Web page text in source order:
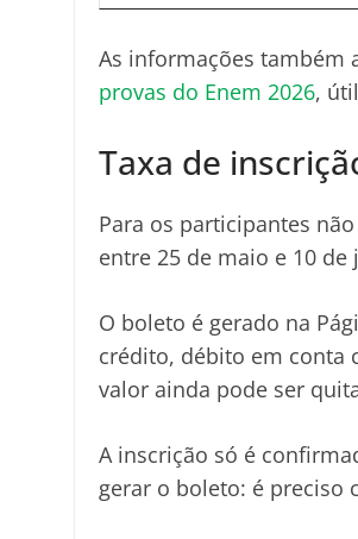
As informações também
provas do Enem 2026,
Taxa de
Para os participantes
entre 25 de maio e 10 de
O boleto é gerado na
crédito, débito em conta
valor ainda pode ser
A inscrição só é
gerar o boleto: é preciso